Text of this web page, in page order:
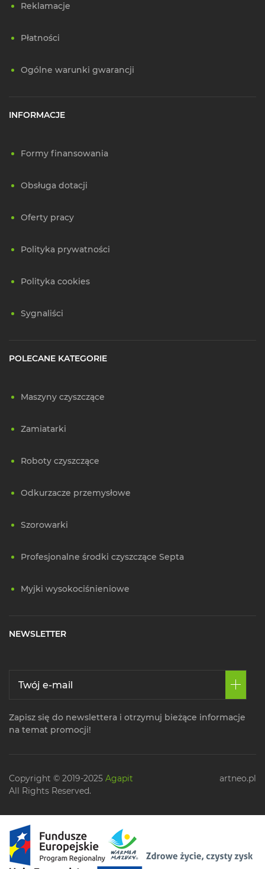
Reklamacje
Płatności
Ogólne warunki gwarancji
INFORMACJE
Formy finansowania
Obsługa dotacji
Oferty pracy
Polityka prywatności
Polityka cookies
Sygnaliści
POLECANE KATEGORIE
Maszyny czyszczące
Zamiatarki
Roboty czyszczące
Odkurzacze przemysłowe
Szorowarki
Profesjonalne środki czyszczące Septa
Myjki wysokociśnieniowe
NEWSLETTER
Zapisz się do newslettera i otrzymuj bieżące informacje
na temat promocji!
Copyright © 2019-2025 Agapit
All Rights Reserved.
artneo.pl